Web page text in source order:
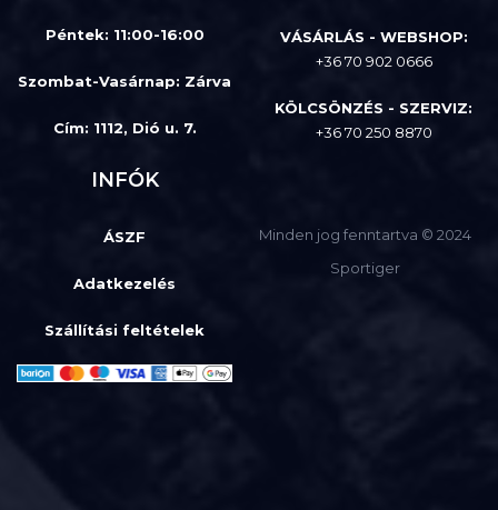
Péntek: 11:00-16:00
Szombat-Vasárnap: Zárva
Cím: 1112, Dió u. 7.
VÁSÁRLÁS - WEBSHOP:
+36 70 902 0666
KÖLCSÖNZÉS - SZERVIZ:
+36 70 250 8870
INFÓK
ÁSZF
Adatkezelés
Szállítási feltételek
Minden jog fenntartva © 2024
Sportiger